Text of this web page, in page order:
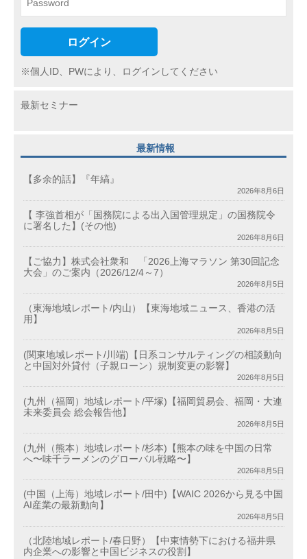
ログイン
※個人ID、PWにより、ログインしてください
最新セミナー
最新情報
【多余的話】『年縞』
2026年8月6日
【 李強首相が「国務院による出入国管理規定」の国務院令
に署名した】(その他)
2026年8月6日
【ご協力】株式会社衆和 「2026上海マラソン 第30回記念
大会」のご案内（2026/12/4～7）
2026年8月5日
（東海地域レポート/内山）【東海地域ニュース、香港の活
用】
2026年8月5日
(関東地域レポート/川端)【日系コンサルティングの相談動向
と中国対外貸付（子親ローン）規制変更の影響】
2026年8月5日
(九州（福岡）地域レポート/平塚)【福岡貿易会、福岡・大連
未来委員会 総会報告他】
2026年8月5日
(九州（熊本）地域レポート/杉本)【熊本の味を中国の日常
へ〜味千ラーメンのグローバル戦略〜】
2026年8月5日
(中国（上海）地域レポート/田中)【WAIC 2026から見る中国
AI産業の最新動向】
2026年8月5日
（北陸地域レポート/春日野）【中東情勢下における福井県
内企業への影響と中国ビジネスの役割】